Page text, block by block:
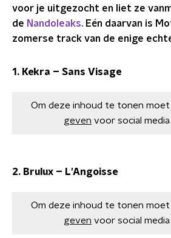
voor je uitgezocht en liet ze
de Nandoleaks. Eén daarvan is
zomerse track van de enige
1. Kekra – Sans Visage
Om deze inhoud te tonen moet
geven voor social
2. Brulux – L’Angoisse
Om deze inhoud te tonen moet
geven voor social